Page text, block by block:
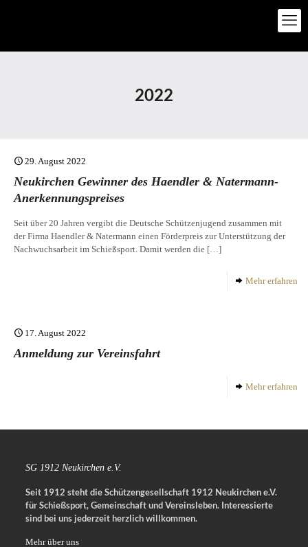
2022
29. August 2022
Neukirchen Gewinner des Haendler & Natermann-
Anerkennungspreises
Seit über 20 Jahren vergibt die Deutsche Schützenjugend zusammen mit
der Firma Haendler & Natermann einen Förderpreis zur Unterstützung der
Nachwuchsarbeit im Schießsport. Damit werden die […]
Mehr erfahren
17. August 2022
Anmeldung zur Vereinsfahrt
Mehr erfahren
SG 1912 Neukirchen e.V.
Seit 1912 steht die Schützengesellschaft 1912 Neukirchen e.V.
für Schießsport, Gemeinschaft und Vereinsleben. Interessierte
sind bei uns jederzeit herzlich willkommen.
Mehr über uns